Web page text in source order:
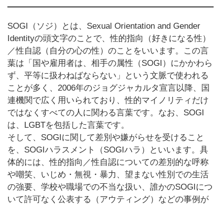
SOGI（ソジ）とは、Sexual Orientation and Gender
Identityの頭文字のことで、性的指向（好きになる性）
／性自認（自分の心の性）のことをいいます。この言
葉は「国や雇用者は、相手の属性（SOGI）にかかわら
ず、平等に扱わねばならない」という文脈で使われる
ことが多く、2006年のジョグジャカルタ宣言以降、国
連機関で広く用いられており、性的マイノリティだけ
ではなくすべての人に関わる言葉です。なお、SOGI
は、LGBTを包括した言葉です。
そして、SOGIに関して差別や嫌がらせを受けること
を、SOGIハラスメント（SOGIハラ）といいます。具
体的には、性的指向／性自認についての差別的な呼称
や嘲笑、いじめ・無視・暴力、望まない性別での生活
の強要、学校や職場での不当な扱い、誰かのSOGIにつ
いて許可なく公表する（アウティング）などの事例が